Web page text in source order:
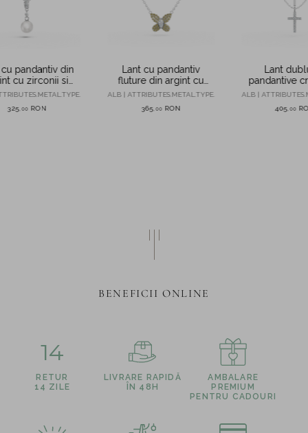
pandantiv din
cu zirconii si
sintetica
325 00 RON
Lant cu pandantiv
fluture din argint cu
zirconii albe si galbene
ALB | ATTRIBUTES.METAL.TYPE.
365 00 RON
Lant
pandantive
argint cu
ALB |
405 ,00
BENEFICII ONLINE
14
RETUR
14 ZILE
LIVRARE RAPIDĂ
ÎN 48H
AMBALARE
PREMIUM
PENTRU CADOURI